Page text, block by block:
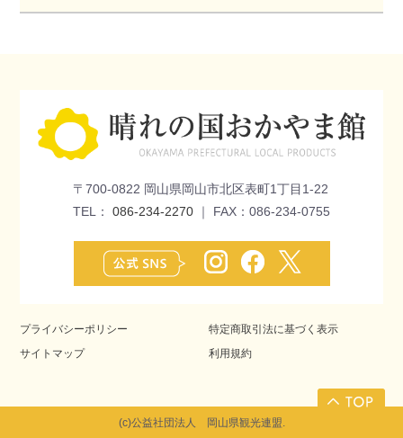
〒700-0822 岡山県岡山市北区表町1丁目1-22
TEL： 086-234-2270 ｜ FAX：086-234-0755
プライバシーポリシー
特定商取引法に基づく表示
サイトマップ
利用規約
(c)公益社団法人 岡山県観光連盟.